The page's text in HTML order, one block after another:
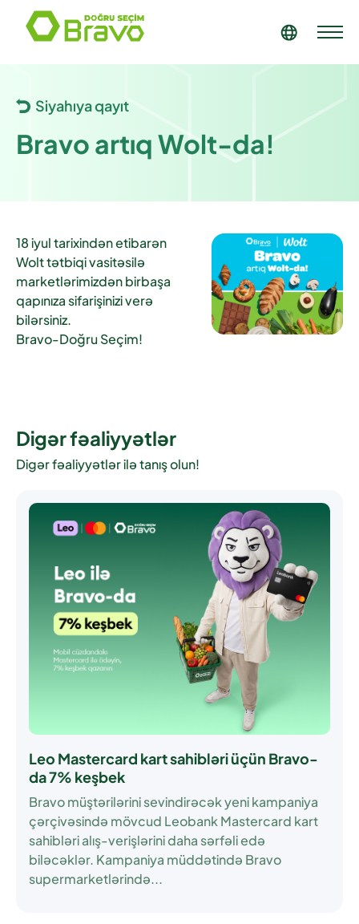
Siyahıya qayıt
Bravo artıq Wolt-da!
18 iyul tarixindən etibarən
Wolt tətbiqi vasitəsilə
marketlərimizdən birbaşa
qapınıza sifarişinizi verə
bilərsiniz.
Bravo-Doğru Seçim!
Digər fəaliyyətlər
Digər fəaliyyətlər ilə tanış olun!
Leo Mastercard kart sahibləri üçün Bravo-
da 7% keşbek
Bravo müştərilərini sevindirəcək yeni kampaniya
çərçivəsində mövcud Leobank Mastercard kart
sahibləri alış-verişlərini daha sərfəli edə
biləcəklər. Kampaniya müddətində Bravo
supermarketlərində...